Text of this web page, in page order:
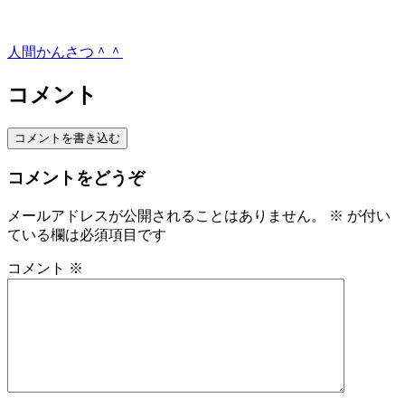
人間かんさつ＾＾
コメント
コメントを書き込む
コメントをどうぞ
メールアドレスが公開されることはありません。 ※ が付い
ている欄は必須項目です
コメント ※